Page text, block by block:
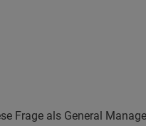
Frage als General